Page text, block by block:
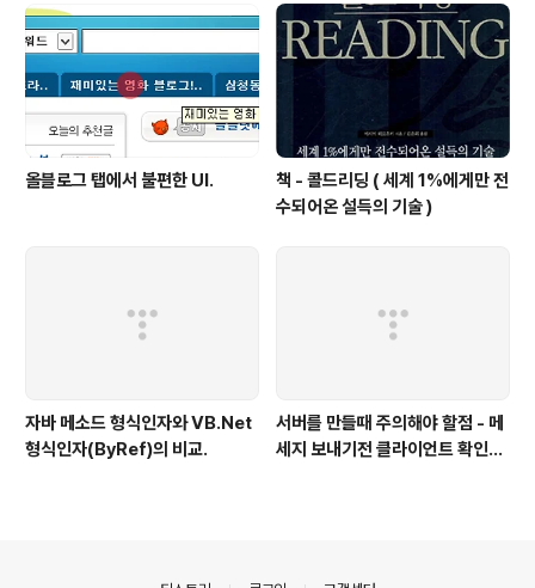
올블로그 탭에서 불편한 UI.
책 - 콜드리딩 ( 세계 1%에게만 전
수되어온 설득의 기술 )
자바 메소드 형식인자와 VB.Net
형식인자(ByRef)의 비교.
서버를 만들때 주의해야 할점 - 메
세지 보내기전 클라이언트 확인하